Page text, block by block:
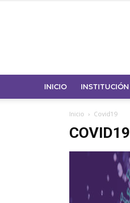
INICIO INSTITUCIÓN
Inicio Covid19
COVID19